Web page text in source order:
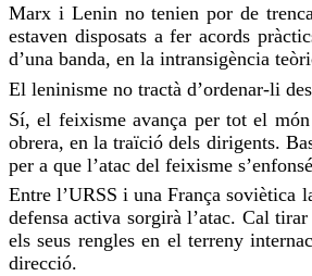
Marx i Lenin no tenien por de
estaven disposats a fer acords
d’una banda, en la intransigència
El leninisme no tractà d’ordenar-li
Sí, el feixisme avança per tot el
obrera, en la traïció dels dirigents.
per a que l’atac del feixisme
Entre l’URSS i una França soviètica
defensa activa sorgirà l’atac. Cal
els seus rengles en el terreny
direcció.